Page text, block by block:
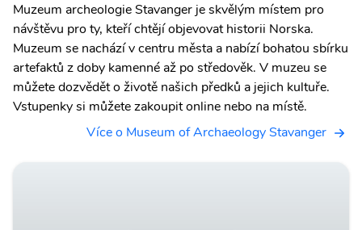
Muzeum archeologie Stavanger je skvělým místem pro
návštěvu pro ty, kteří chtějí objevovat historii Norska.
Muzeum se nachází v centru města a nabízí bohatou sbírku
artefaktů z doby kamenné až po středověk. V muzeu se
můžete dozvědět o životě našich předků a jejich kultuře.
Vstupenky si můžete zakoupit online nebo na místě.
Více o Museum of Archaeology Stavanger